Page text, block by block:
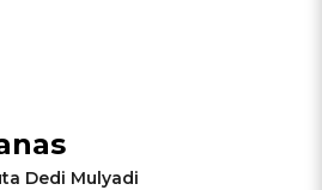
Dedi Mulyadi